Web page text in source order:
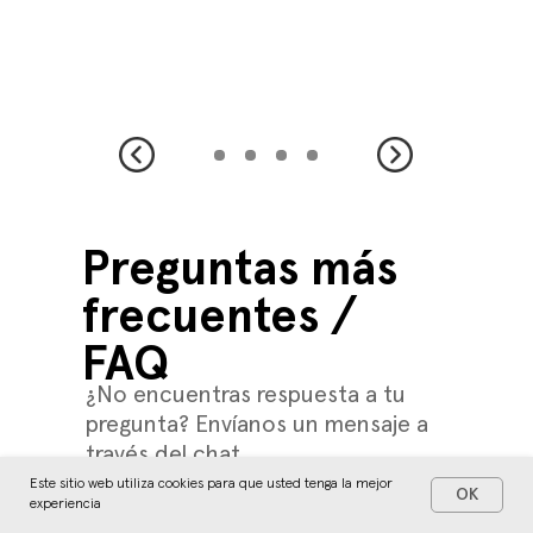
Preguntas más
frecuentes /
FAQ
¿No encuentras respuesta a tu
pregunta? Envíanos un mensaje a
través del chat
Este sitio web utiliza cookies para que usted tenga la mejor
experiencia
OK